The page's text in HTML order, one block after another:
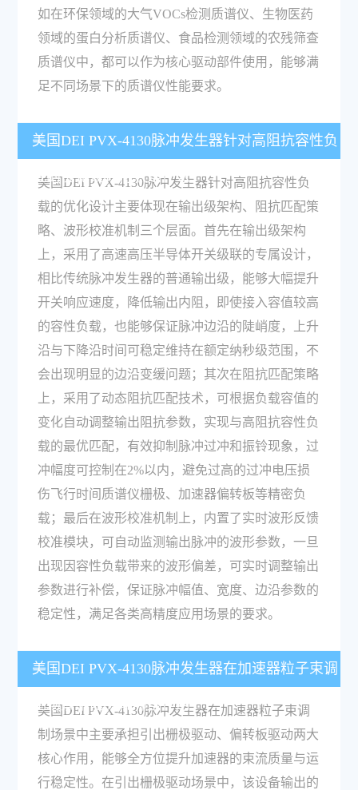
如在环保领域的大气VOCs检测质谱仪、生物医药
领域的蛋白分析质谱仪、食品检测领域的农残筛查
质谱仪中，都可以作为核心驱动部件使用，能够满
足不同场景下的质谱仪性能要求。
美国DEI PVX-4130脉冲发生器针对高阻抗容性负
载的优化设计特点是什么？
美国DEI PVX-4130脉冲发生器针对高阻抗容性负
载的优化设计主要体现在输出级架构、阻抗匹配策
略、波形校准机制三个层面。首先在输出级架构
上，采用了高速高压半导体开关级联的专属设计，
相比传统脉冲发生器的普通输出级，能够大幅提升
开关响应速度，降低输出内阻，即使接入容值较高
的容性负载，也能够保证脉冲边沿的陡峭度，上升
沿与下降沿时间可稳定维持在额定纳秒级范围，不
会出现明显的边沿变缓问题；其次在阻抗匹配策略
上，采用了动态阻抗匹配技术，可根据负载容值的
变化自动调整输出阻抗参数，实现与高阻抗容性负
载的最优匹配，有效抑制脉冲过冲和振铃现象，过
冲幅度可控制在2%以内，避免过高的过冲电压损
伤飞行时间质谱仪栅极、加速器偏转板等精密负
载；最后在波形校准机制上，内置了实时波形反馈
校准模块，可自动监测输出脉冲的波形参数，一旦
出现因容性负载带来的波形偏差，可实时调整输出
参数进行补偿，保证脉冲幅值、宽度、边沿参数的
稳定性，满足各类高精度应用场景的要求。
美国DEI PVX-4130脉冲发生器在加速器粒子束调
制场景中能实现哪些作用？
美国DEI PVX-4130脉冲发生器在加速器粒子束调
制场景中主要承担引出栅极驱动、偏转板驱动两大
核心作用，能够全方位提升加速器的束流质量与运
行稳定性。在引出栅极驱动场景中，该设备输出的